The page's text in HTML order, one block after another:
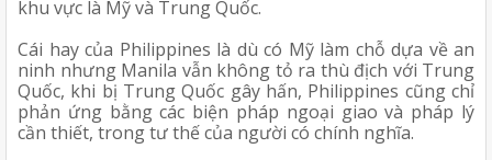
khu vực là Mỹ và Trung Quốc.
Cái hay của Philippines là dù có Mỹ làm chỗ dựa về an
ninh nhưng Manila vẫn không tỏ ra thù địch với Trung
Quốc, khi bị Trung Quốc gây hấn, Philippines cũng chỉ
phản ứng bằng các biện pháp ngoại giao và pháp lý
cần thiết, trong tư thế của người có chính nghĩa.